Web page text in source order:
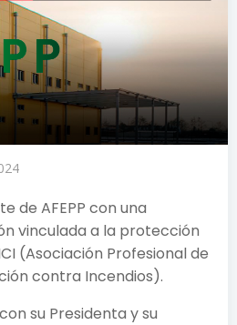
de AFEPP con una
vinculada a la protección
(Asociación Profesional de
contra Incendios).
su Presidenta y su